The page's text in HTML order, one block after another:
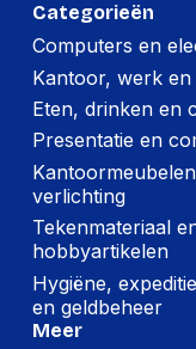
(Buitenste)
lengte
(Buitenste)
breedte
(Buitenste)
brutogewicht
Montage
Categorieën
Computers en
Kantoor, werk
Eten, drinken en
Presentatie en
verlichting
Tekenmateriaal
hobbyartikelen
Hygiëne,
en geldbeheer
Meer